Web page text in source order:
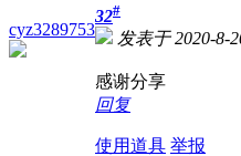
cyz3289753
32#
发表于 2020-8-
感谢分享
回复
使用道具 举报